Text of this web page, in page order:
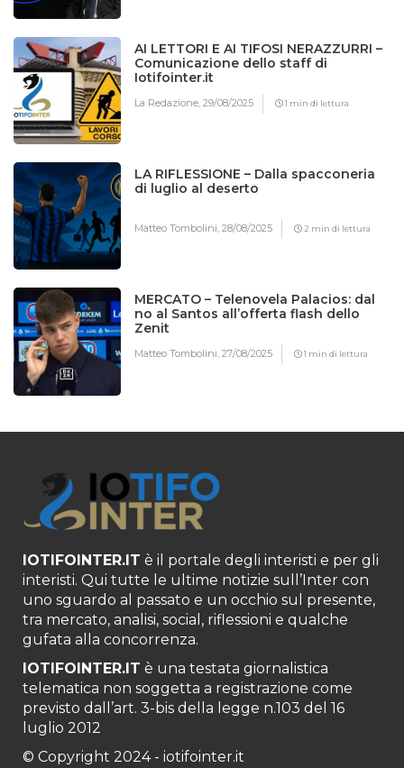
AI LETTORI E AI TIFOSI NERAZZURRI –
Comunicazione dello staff di
Iotifointer.it
La Redazione,29/08/2025 1 min di lettura
LA RIFLESSIONE – Dalla spacconeria
di luglio al deserto
Matteo Tombolini,28/08/2025 2 min di lettura
MERCATO – Telenovela Palacios: dal
no al Santos all’offerta flash dello
Zenit
Matteo Tombolini,27/08/2025 1 min di lettura
IOTIFOINTER.IT è il portale degli interisti e per gli
interisti. Qui tutte le ultime notizie sull’Inter con
uno sguardo al passato e un occhio sul presente,
tra mercato, analisi, social, riflessioni e qualche
gufata alla concorrenza.
IOTIFOINTER.IT è una testata giornalistica
telematica non soggetta a registrazione come
previsto dall’art. 3-bis della legge n.103 del 16
luglio 2012
© Copyright 2024 - iotifointer.it